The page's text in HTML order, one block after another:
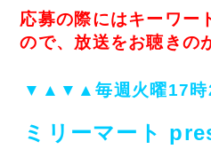
応募の際にはキーワー
ので、放送をお聴きの
▼▲▼▲毎週火曜17時
ミリーマート